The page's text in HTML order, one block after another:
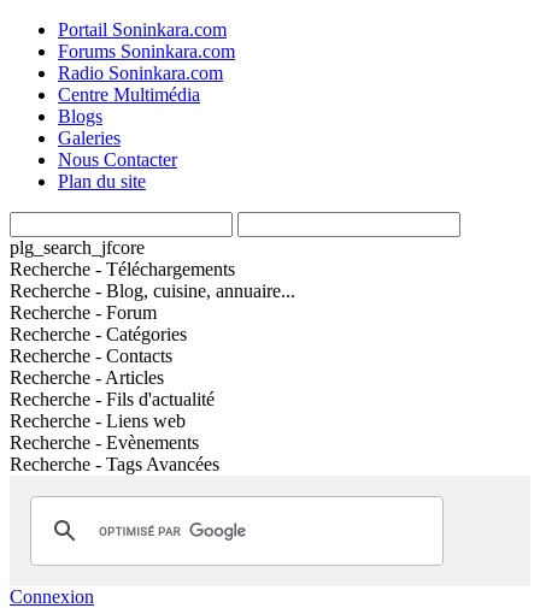
Portail Soninkara.com
Forums Soninkara.com
Radio Soninkara.com
Centre Multimédia
Blogs
Galeries
Nous Contacter
Plan du site
plg_search_jfcore
Recherche - Téléchargements
Recherche - Blog, cuisine, annuaire...
Recherche - Forum
Recherche - Catégories
Recherche - Contacts
Recherche - Articles
Recherche - Fils d'actualité
Recherche - Liens web
Recherche - Evènements
Recherche - Tags Avancées
Connexion